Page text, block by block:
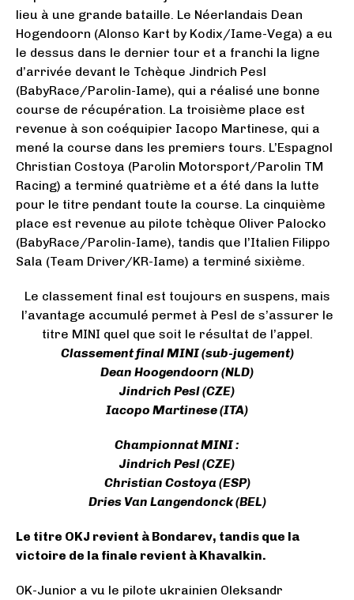
lieu à une grande bataille. Le Néerlandais Dean
Hogendoorn (Alonso Kart by Kodix/Iame-Vega) a eu
le dessus dans le dernier tour et a franchi la ligne
d’arrivée devant le Tchèque Jindrich Pesl
(BabyRace/Parolin-Iame), qui a réalisé une bonne
course de récupération. La troisième place est
revenue à son coéquipier Iacopo Martinese, qui a
mené la course dans les premiers tours. L’Espagnol
Christian Costoya (Parolin Motorsport/Parolin TM
Racing) a terminé quatrième et a été dans la lutte
pour le titre pendant toute la course. La cinquième
place est revenue au pilote tchèque Oliver Palocko
(BabyRace/Parolin-Iame), tandis que l’Italien Filippo
Sala (Team Driver/KR-Iame) a terminé sixième.
Le classement final est toujours en suspens, mais
l’avantage accumulé permet à Pesl de s’assurer le
titre MINI quel que soit le résultat de l’appel.
Classement final MINI (sub-jugement)
Dean Hoogendoorn (NLD)
Jindrich Pesl (CZE)
Iacopo Martinese (ITA)
Championnat MINI :
Jindrich Pesl (CZE)
Christian Costoya (ESP)
Dries Van Langendonck (BEL)
Le titre OKJ revient à Bondarev, tandis que la
victoire de la finale revient à Khavalkin.
OK-Junior a vu le pilote ukrainien Oleksandr